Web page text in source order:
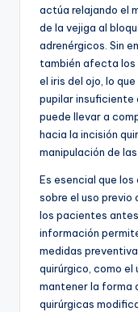
actúa relajando el
de la vejiga al
adrenérgicos. Sin
también afecta los
el iris del ojo, lo
pupilar insuficiente
puede llevar a
hacia la incisión
manipulación de
Es esencial que
sobre el uso
los pacientes
información
medidas
quirúrgico, como
mantener la forma
quirúrgicas